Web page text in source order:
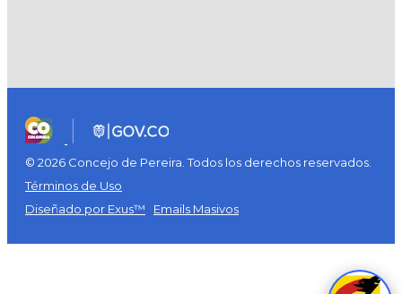
© 2026 Concejo de Pereira. Todos los derechos reservados.
Términos de Uso
Diseñado por Exus™ | Emails Masivos